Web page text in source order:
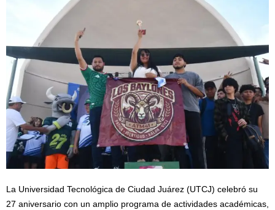
La Universidad Tecnológica de Ciudad Juárez (UTCJ) celebró su
27 aniversario con un amplio programa de actividades académicas,